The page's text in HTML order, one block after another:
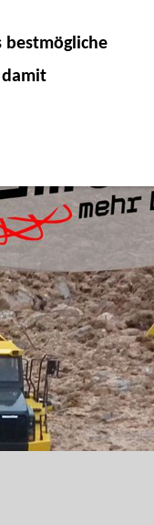
ENGLISH-SHOP
bestmögliche
damit